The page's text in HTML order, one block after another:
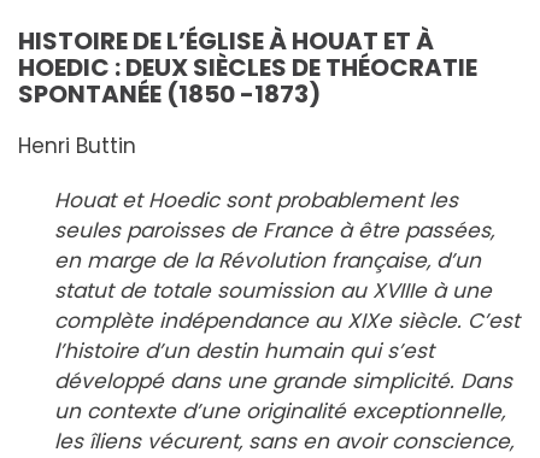
HISTOIRE DE L’ÉGLISE À HOUAT ET À
HOEDIC : DEUX SIÈCLES DE THÉOCRATIE
SPONTANÉE (1850 -1873)
Henri Buttin
Houat et Hoedic sont probablement les
seules paroisses de France à être passées,
en marge de la Révolution française, d’un
statut de totale soumission au XVIIIe à une
complète indépendance au XIXe siècle. C’est
l’histoire d’un destin humain qui s’est
développé dans une grande simplicité. Dans
un contexte d’une originalité exceptionnelle,
les îliens vécurent, sans en avoir conscience,